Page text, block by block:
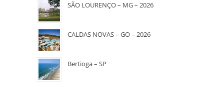
SÃO LOURENÇO – MG – 2026
CALDAS NOVAS – GO – 2026
Bertioga – SP